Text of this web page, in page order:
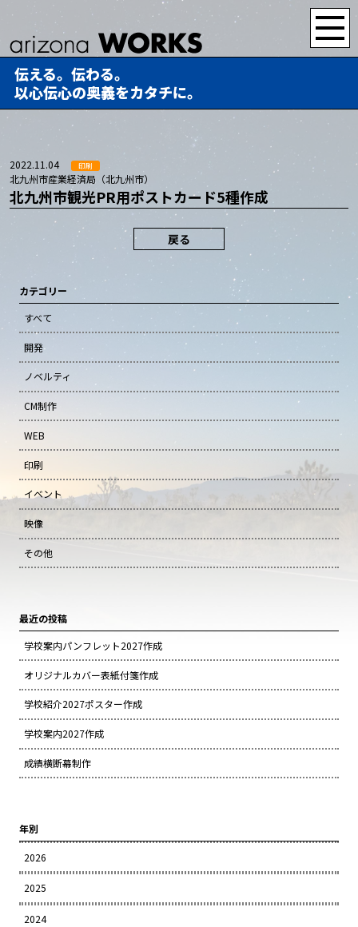
伝える。伝わる。
以心伝心の奥義をカタチに。
2022.11.04 印刷
北九州市産業経済局（北九州市）
北九州市観光PR用ポストカード5種作成
戻る
カテゴリー
すべて
開発
ノベルティ
CM制作
WEB
印刷
イベント
映像
その他
最近の投稿
学校案内パンフレット2027作成
オリジナルカバー表紙付箋作成
学校紹介2027ポスター作成
学校案内2027作成
成績横断幕制作
年別
2026
2025
2024